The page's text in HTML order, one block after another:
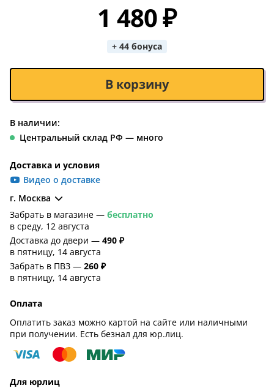
1 480 ₽
+ 44 бонуса
В корзину
В наличии:
Центральный склад РФ — много
Доставка и условия
Видео о доставке
г. Москва
Забрать в магазине — бесплатно
в среду, 12 августа
Доставка до двери — 490 ₽
в пятницу, 14 августа
Забрать в ПВЗ — 260 ₽
в пятницу, 14 августа
Оплата
Оплатить заказ можно картой на сайте или наличными
при получении. Есть безнал для юр.лиц.
Для юрлиц